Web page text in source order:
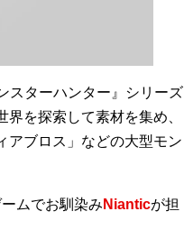
スターハンター』シリーズ
を探索して素材を集め、
アブロス」などの大型モン
ムでお馴染み Nianticが担